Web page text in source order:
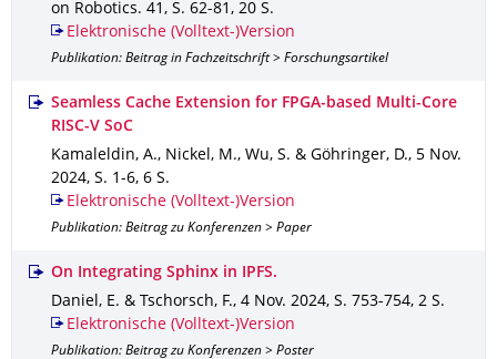
on Robotics. 41 , S. 62-81 , 20 S.
Elektronische (Volltext-)Version
Publikation: Beitrag in Fachzeitschrift > Forschungsartikel
Seamless Cache Extension for FPGA-based Multi-Core
RISC-V SoC
Kamaleldin, A., Nickel, M., Wu, S. & Göhringer, D., 5 Nov.
2024, S. 1-6, 6 S.
Elektronische (Volltext-)Version
Publikation: Beitrag zu Konferenzen > Paper
On Integrating Sphinx in IPFS.
Daniel, E. & Tschorsch, F., 4 Nov. 2024, S. 753-754, 2 S.
Elektronische (Volltext-)Version
Publikation: Beitrag zu Konferenzen > Poster